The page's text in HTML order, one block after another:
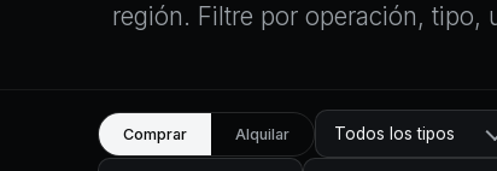
región. Filtre por operación, tipo,
Comprar Alquilar Todos los tipos